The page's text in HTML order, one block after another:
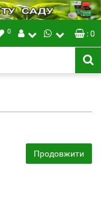
0 : 0
Продовжити